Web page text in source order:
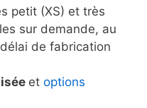
petit (XS) et très
sur demande, au
de fabrication
et options